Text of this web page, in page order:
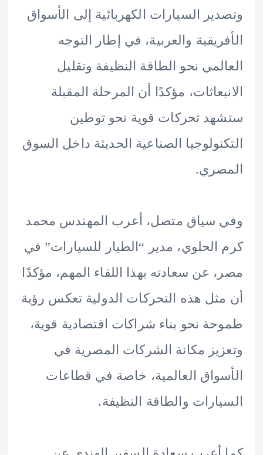
السيارات الكهربائية إلى الأسواق
والعربية، في إطار التوجه
نحو الطاقة النظيفة وتقليل
مؤكدًا أن المرحلة المقبلة
تحركات قوية نحو توطين
الصناعية الحديثة داخل السوق
سياق متصل، أعرب المهندس محمد
مدير “الطيار للسيارات” في
عن سعادته بهذا اللقاء المهم، مؤكدًا
هذه التحركات الدولية تعكس رؤية
نحو بناء شراكات اقتصادية قوية،
مكانة الشركات المصرية في
العالمية، خاصة في قطاعات
والطاقة النظيفة.